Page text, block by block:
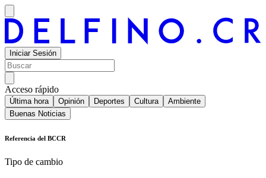
Iniciar Sesión
Acceso rápido
Última hora Opinión Deportes Cultura
Ambiente
Buenas Noticias
Referencia del BCCR
Tipo de cambio